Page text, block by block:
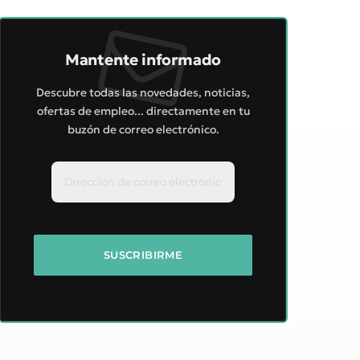
Mantente informado
Descubre todas las novedades, noticias,
ofertas de empleo... directamente en tu
buzón de correo electrónico.